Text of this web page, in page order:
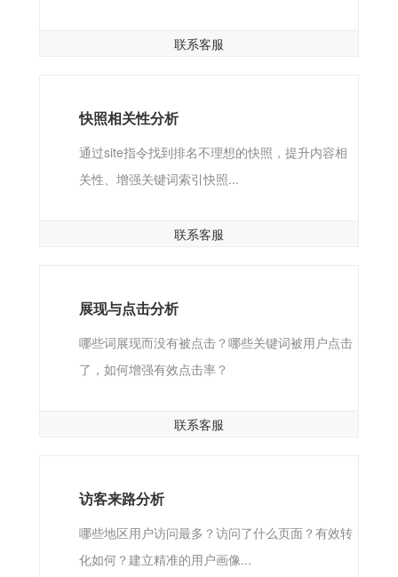
联系客服
快照相关性分析
通过site指令找到排名不理想的快照，提升内容相
关性、增强关键词索引快照...
联系客服
展现与点击分析
哪些词展现而没有被点击？哪些关键词被用户点击
了，如何增强有效点击率？
联系客服
访客来路分析
哪些地区用户访问最多？访问了什么页面？有效转
化如何？建立精准的用户画像...